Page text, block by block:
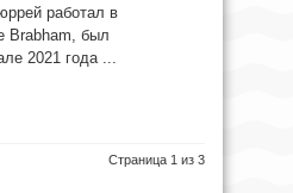
работал в
Brabham, был
2021 года ...
Страница 1 из 3